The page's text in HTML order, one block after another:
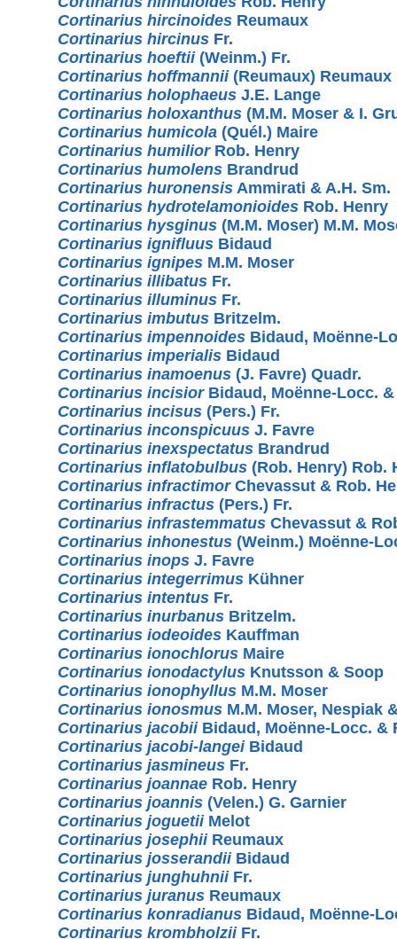
Cortinarius hircinoides Reumaux
Cortinarius hircinus Fr.
Cortinarius hoeftii(Weinm.) Fr.
Cortinarius hoffmannii(Reumaux) Reumaux
Cortinarius holophaeus J.E. Lange
Cortinarius holoxanthus (M.M. Moser & I.
Cortinarius humicola (Quél.) Maire
Cortinarius humiliorRob. Henry
Cortinarius humolens Brandrud
Cortinarius huronensis Ammirati & A.H. Sm.
Cortinarius hydrotelamonioides Rob. Henry
Cortinarius hysginus (M.M. Moser) M.M.
Cortinarius ignifluus Bidaud
Cortinarius ignipes M.M. Moser
Cortinarius illibatus Fr.
Cortinarius illuminus Fr.
Cortinarius imbutus Britzelm.
Cortinarius impennoides Bidaud, Moënne-
Cortinarius imperialis Bidaud
Cortinarius inamoenus (J. Favre) Quadr.
Cortinarius incisiorBidaud, Moënne-Locc. &
Cortinarius incisus (Pers.) Fr.
Cortinarius inconspicuus J. Favre
Cortinarius inexspectatus Brandrud
Cortinarius inflatobulbus (Rob. Henry) Rob.
Cortinarius infractimorChevassut & Rob.
Cortinarius infractus (Pers.) Fr.
Cortinarius infrastemmatus Chevassut &
Cortinarius inhonestus (Weinm.) Moënne-
Cortinarius inops J. Favre
Cortinarius integerrimus Kühner
Cortinarius intentus Fr.
Cortinarius inurbanus Britzelm.
Cortinarius iodeoides Kauffman
Cortinarius ionochlorus Maire
Cortinarius ionodactylus Knutsson & Soop
Cortinarius ionophyllus M.M. Moser
Cortinarius ionosmus M.M. Moser, Nespiak
Cortinarius jacobiiBidaud, Moënne-Locc. &
Cortinarius jacobi-langeiBidaud
Cortinarius jasmineus Fr.
Cortinarius joannae Rob. Henry
Cortinarius joannis (Velen.) G. Garnier
Cortinarius joguetiiMelot
Cortinarius josephiiReumaux
Cortinarius josserandiiBidaud
Cortinarius junghuhniiFr.
Cortinarius juranus Reumaux
Cortinarius konradianus Bidaud, Moënne-
Cortinarius krombholziiFr.